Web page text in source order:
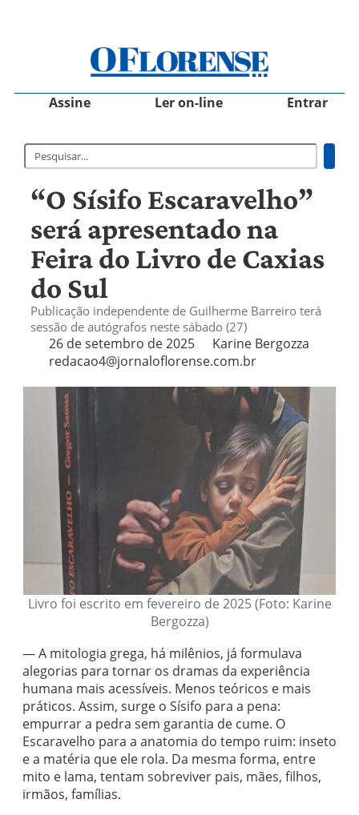
Assine Ler on-line Entrar
“O Sísifo Escaravelho”
será apresentado na
Feira do Livro de Caxias
do Sul
Publicação independente de Guilherme Barreiro terá
sessão de autógrafos neste sábado (27)
26 de setembro de 2025
Karine Bergozza
redacao4@jornaloflorense.com.br
Livro foi escrito em fevereiro de 2025 (Foto: Karine
Bergozza)
— A mitologia grega, há milênios, já formulava
alegorias para tornar os dramas da experiência
humana mais acessíveis. Menos teóricos e mais
práticos. Assim, surge o Sísifo para a pena:
empurrar a pedra sem garantia de cume. O
Escaravelho para a anatomia do tempo ruim: inseto
e a matéria que ele rola. Da mesma forma, entre
mito e lama, tentam sobreviver pais, mães, filhos,
irmãos, famílias.